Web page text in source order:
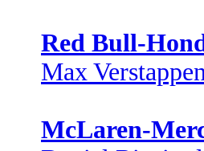
Red Bull-
Max
McLaren-